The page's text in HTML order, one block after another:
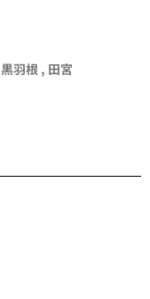
黒羽根 , 田宮